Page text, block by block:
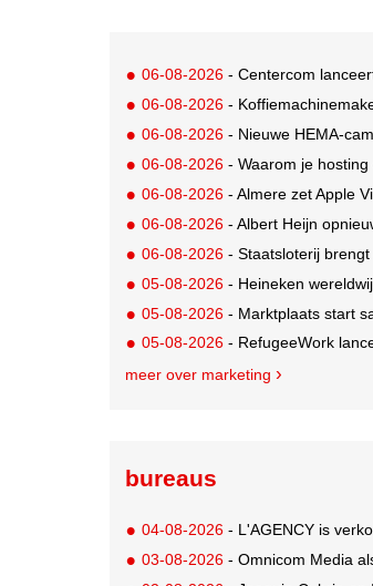
06-08-2026 - Centercom
06-08-2026 -
06-08-2026 - Nieuwe HEMA-
06-08-2026 - Waarom je
06-08-2026 - Almere zet Apple
06-08-2026 - Albert Heijn
06-08-2026 - Staatsloterij
05-08-2026 - Heineken
05-08-2026 - Marktplaats start
05-08-2026 - RefugeeWork
meer over marketing
bureaus
04-08-2026 - L'AGENCY is
03-08-2026 - Omnicom Media